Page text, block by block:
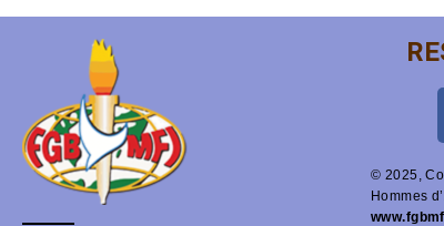
© 2025,
Hommes